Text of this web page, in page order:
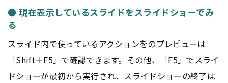
● 現在表示しているスライドをスライドショーでみ
る
スライド内で使っているアクションをのプレビューは
「Shift＋F5」で確認できます。その他、「F5」でスライ
ドショーが最初から実行され、スライドショーの終了は